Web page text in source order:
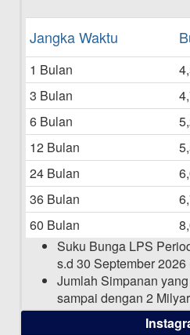
Daftar
Bulan Mei 2025
Laporan
06-05-2025
Daftar
Bulan April 2025
15-04-2025
Pengumuman
Jangka Waktu
1 Bulan
3 Bulan
6 Bulan
12 Bulan
24 Bulan
36 Bulan
60 Bulan
Suku Bunga LPS
s.d 30 September
Jumlah Simpanan
sampai dengan 2
dalam satu bank